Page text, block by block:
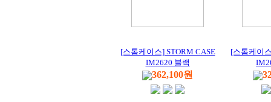
[스톰케이스] STORM CASE
IM2620 블랙
362,100원
[스톰케이